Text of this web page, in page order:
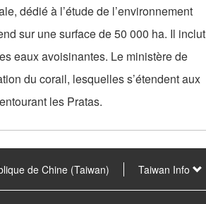
dédié à l’étude de l’environnement
sur une surface de 50 000 ha. Il inclut
eaux avoisinantes. Le ministère de
du corail, lesquelles s’étendent aux
les Pratas.
de Chine (Taiwan) Taiwan Info